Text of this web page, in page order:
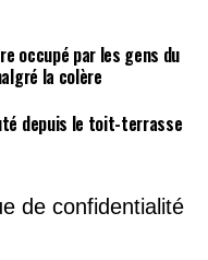
occupé par les gens du
la colère
depuis le toit-terrasse
de confidentialité